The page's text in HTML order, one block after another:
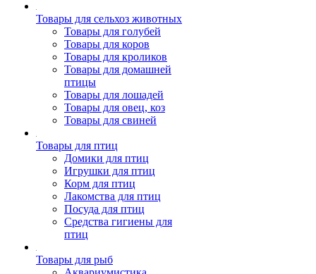
Товары для сельхоз животных
Товары для голубей
Товары для коров
Товары для кроликов
Товары для домашней
птицы
Товары для лошадей
Товары для овец, коз
Товары для свиней
Товары для птиц
Домики для птиц
Игрушки для птиц
Корм для птиц
Лакомства для птиц
Посуда для птиц
Средства гигиены для
птиц
Товары для рыб